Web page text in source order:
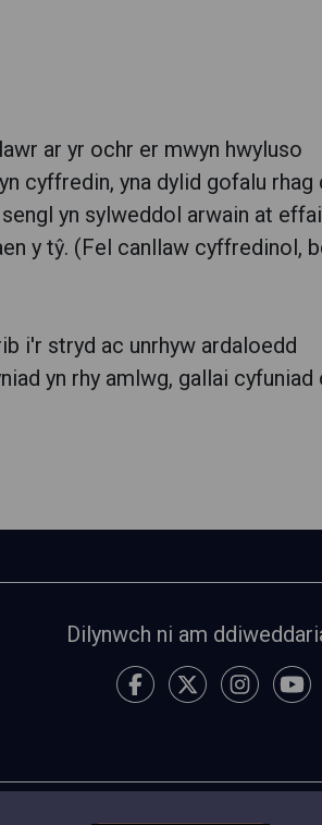
ar yr ochr er mwyn hwyluso
cyffredin, yna dylid gofalu rhag
yn sylweddol arwain at
y tŷ. (Fel canllaw cyffredinol,
i'r stryd ac unrhyw ardaloedd
yn rhy amlwg, gallai cyfuniad
Dilynwch ni am
Amodau Preifatrwydd Cysylltu